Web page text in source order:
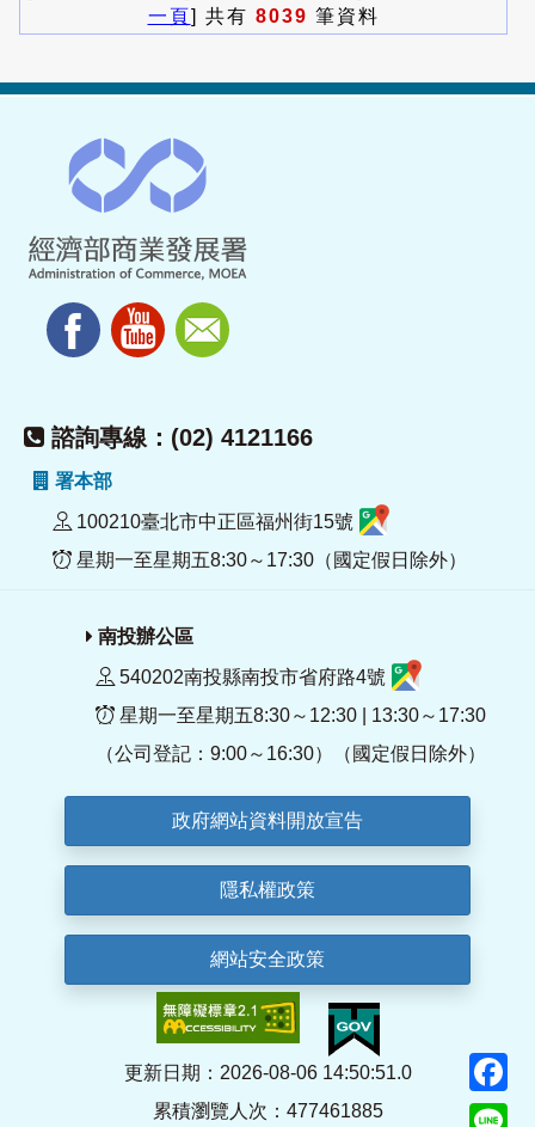
一頁] 共有 8039 筆資料
諮詢專線：(02) 4121166
署本部
100210臺北市中正區福州街15號
星期一至星期五8:30～17:30（國定假日除外）
南投辦公區
540202南投縣南投市省府路4號
星期一至星期五8:30～12:30 | 13:30～17:30
（公司登記：9:00～16:30）（國定假日除外）
政府網站資料開放宣告
隱私權政策
網站安全政策
更新日期：2026-08-06 14:50:51.0
累積瀏覽人次：477461885